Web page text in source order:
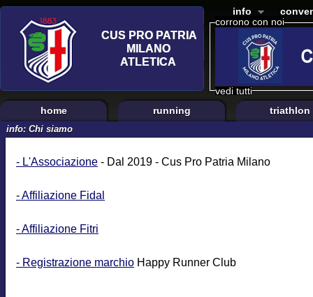
corrono con noi
vedi tutti
info
home running triathlon
info: Chi siamo
- L'Associazione - Dal 2019 - Cus Pro Patria Milano
- Affiliazione Fidal
- Affiliazione Fitri
- Registrazione marchio Happy Runner Club